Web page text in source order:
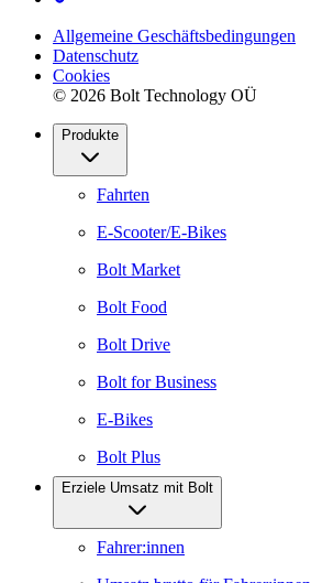
Allgemeine Geschäftsbedingungen
Datenschutz
Cookies
© 2026 Bolt Technology OÜ
Produkte
Fahrten
E-Scooter/E-Bikes
Bolt Market
Bolt Food
Bolt Drive
Bolt for Business
E-Bikes
Bolt Plus
Erziele Umsatz mit Bolt
Fahrer:innen